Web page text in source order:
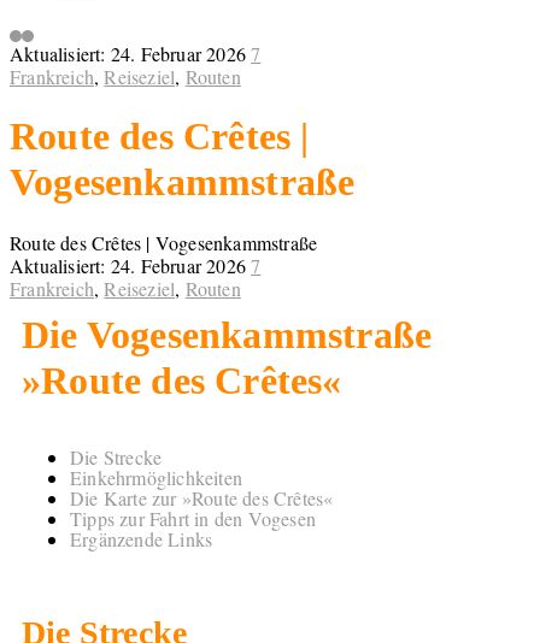
Aktualisiert: 24. Februar 2026 7
Frankreich,Reiseziel, Routen
Route des Crêtes |
Vogesenkammstraße
Route des Crêtes | Vogesenkammstraße
Aktualisiert: 24. Februar 2026 7
Frankreich,Reiseziel, Routen
Die Vogesenkammstraße
»Route des Crêtes«
Die Strecke
Einkehrmöglichkeiten
Die Karte zur »Route des Crêtes«
Tipps zur Fahrt in den Vogesen
Ergänzende Links
Die Strecke